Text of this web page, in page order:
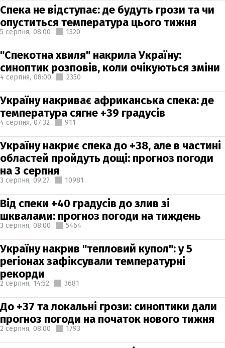
Спека не відступає: де будуть грози та чи
опуститься температура цього тижня
5 серпня, 08:00 1320
"Спекотна хвиля" накрила Україну:
синоптик розповів, коли очікуються зміни
4 серпня, 08:00 2350
Україну накриває африканська спека: де
температура сягне +39 градусів
4 серпня, 07:32 911
Україну накриє спека до +38, але в частині
областей пройдуть дощі: прогноз погоди
на 3 серпня
3 серпня, 09:27 10981
Від спеки +40 градусів до злив зі
шквалами: прогноз погоди на тиждень
3 серпня, 08:00 5464
Україну накрив "тепловий купол": у 5
регіонах зафіксували температурні
рекорди
2 серпня, 14:52 3681
До +37 та локальні грози: синоптики дали
прогноз погоди на початок нового тижня
2 серпня, 08:00 1793